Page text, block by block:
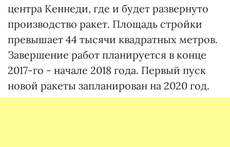
центра Кеннеди, где и будет развернуто
производство ракет. Площадь стройки
превышает 44 тысячи квадратных метров.
Завершение работ планируется в конце
2017-го - начале 2018 года. Первый пуск
новой ракеты запланирован на 2020 год.